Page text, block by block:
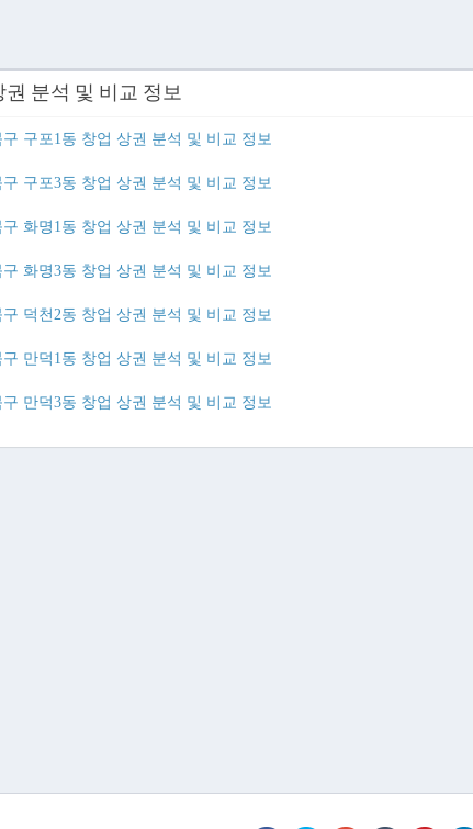
분석 및 비교 정보
구포1동 창업 상권 분석 및 비교 정보
구포3동 창업 상권 분석 및 비교 정보
화명1동 창업 상권 분석 및 비교 정보
화명3동 창업 상권 분석 및 비교 정보
덕천2동 창업 상권 분석 및 비교 정보
만덕1동 창업 상권 분석 및 비교 정보
만덕3동 창업 상권 분석 및 비교 정보